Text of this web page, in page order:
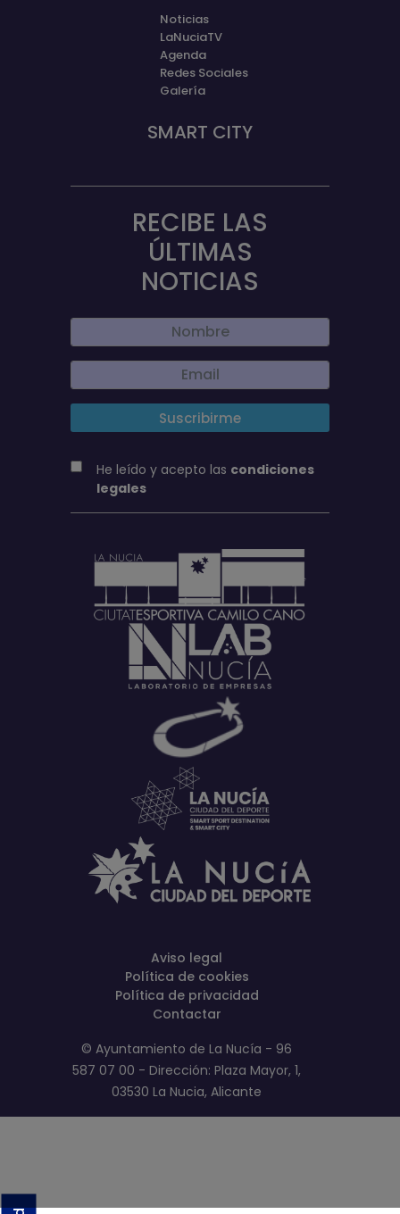
Noticias
LaNuciaTV
Agenda
Redes Sociales
Galería
SMART CITY
RECIBE LAS
ÚLTIMAS
NOTICIAS
He leído y acepto las condiciones
legales
Aviso legal
Política de cookies
Política de privacidad
Contactar
© Ayuntamiento de La Nucía - 96
587 07 00 - Dirección: Plaza Mayor, 1,
03530 La Nucia, Alicante